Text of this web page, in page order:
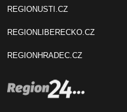
REGIONUSTI.CZ
REGIONLIBERECKO.CZ
REGIONHRADEC.CZ